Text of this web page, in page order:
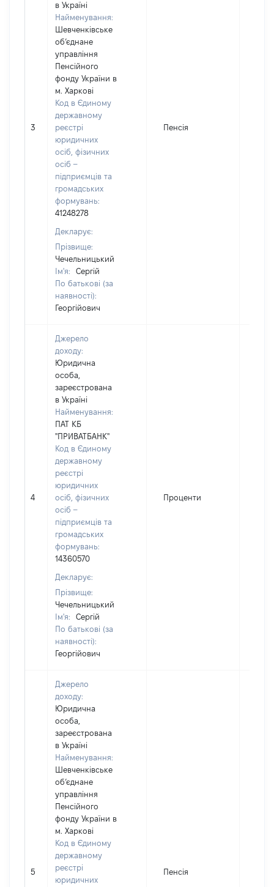
3
в Україні
Найменування:
Шевченківське
об’єднане
управління
Пенсійного
фонду України в
м. Харкові
Код в Єдиному
державному
реєстрі
юридичних
осіб, фізичних
осіб –
підприємців та
громадських
формувань:
41248278
Декларує:
Прізвище:
Чечельницький
Ім'я:
Сергій
По батькові (за
наявності):
Георгійович
Пенсія
4
Джерело
доходу:
Юридична
особа,
зареєстрована
в Україні
Найменування:
ПАТ КБ
"ПРИВАТБАНК"
Код в Єдиному
державному
реєстрі
юридичних
осіб, фізичних
осіб –
підприємців та
громадських
формувань:
14360570
Декларує:
Прізвище:
Чечельницький
Ім'я:
Сергій
По батькові (за
наявності):
Георгійович
Проценти
5
Джерело
доходу:
Юридична
особа,
зареєстрована
в Україні
Найменування:
Шевченківське
об’єднане
управління
Пенсійного
фонду України в
м. Харкові
Код в Єдиному
державному
реєстрі
юридичних
Пенсія